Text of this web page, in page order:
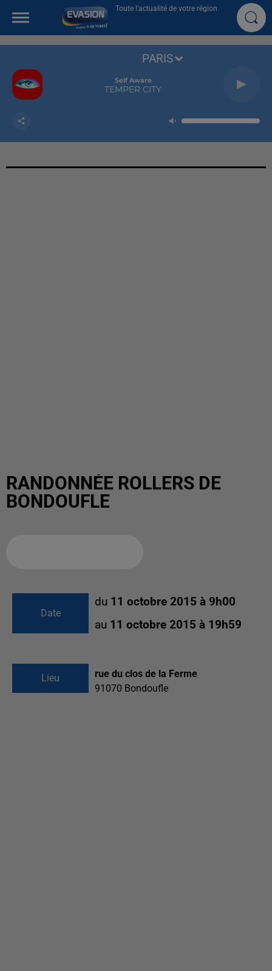
Toute l'actualité de votre région
Self Aware
TEMPER CITY
PARIS
RANDONNÉE ROLLERS DE
BONDOUFLE
Date
du 11 octobre 2015 à 9h00
au 11 octobre 2015 à 19h59
Lieu
rue du clos de la Ferme
91070 Bondoufle